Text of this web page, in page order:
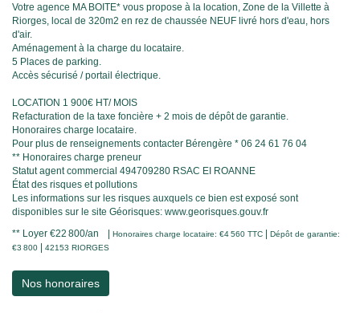
Votre agence MA BOITE* vous propose à la location, Zone de la Villette à
Riorges, local de 320m2 en rez de chaussée NEUF livré hors d'eau, hors
d'air.
Aménagement à la charge du locataire.
5 Places de parking.
Accès sécurisé / portail électrique.
LOCATION 1 900€ HT/ MOIS
Refacturation de la taxe foncière + 2 mois de dépôt de garantie.
Honoraires charge locataire.
Pour plus de renseignements contacter Bérengère * 06 24 61 76 04
** Honoraires charge preneur
Statut agent commercial 494709280 RSAC EI ROANNE
État des risques et pollutions
Les informations sur les risques auxquels ce bien est exposé sont
disponibles sur le site Géorisques: www.georisques.gouv.fr
** Loyer €22 800/an Honoraires charge locataire: €4 560 TTC
Dépôt de garantie:
€3 800
42153 RIORGES
Nos honoraires